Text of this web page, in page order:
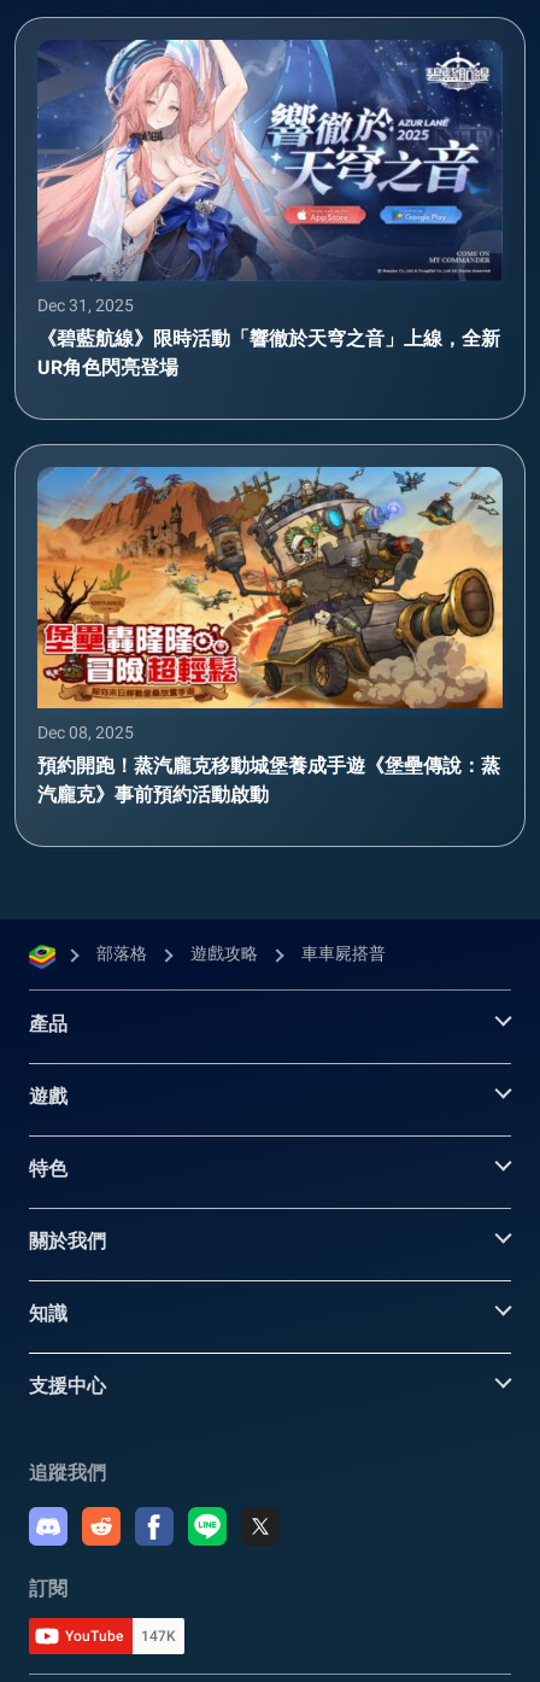
Dec 31, 2025
《碧藍航線》限時活動「響徹於天穹之音」上線，全新
UR角色閃亮登場
Dec 08, 2025
預約開跑！蒸汽龐克移動城堡養成手遊《堡壘傳說：蒸
汽龐克》事前預約活動啟動
部落格 遊戲攻略 車車屍搭普
產品
遊戲
特色
關於我們
知識
支援中心
追蹤我們
訂閱
YouTube 147K